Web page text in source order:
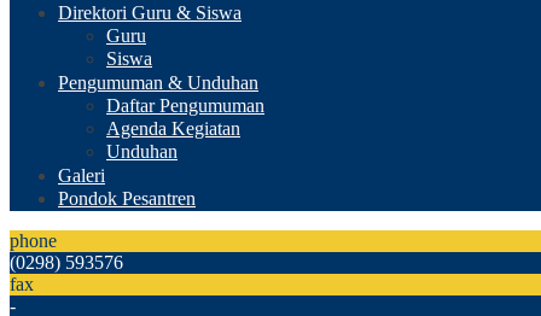
Direktori Guru & Siswa
Guru
Siswa
Pengumuman & Unduhan
Daftar Pengumuman
Agenda Kegiatan
Unduhan
Galeri
Pondok Pesantren
phone
(0298) 593576
fax
-